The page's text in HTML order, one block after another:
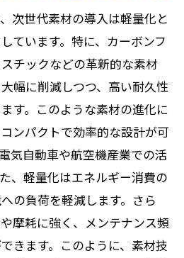
次世代素材の導入は軽量化と
ています。特に、カーボンフ
チックなどの革新的な素材
幅に削減しつつ、高い耐久性
す。このような素材の進化に
ンパクトで効率的な設計が可
気自動車や航空機産業での活
、軽量化はエネルギー消費の
の負荷を軽減します。さら
摩耗に強く、メンテナンス頻
きます。このように、素材技